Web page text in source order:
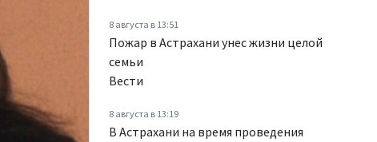
8 августа в 13:51
Пожар в Астрахани унес жизни целой
семьи
Вести
8 августа в 13:19
В Астрахани на время проведения